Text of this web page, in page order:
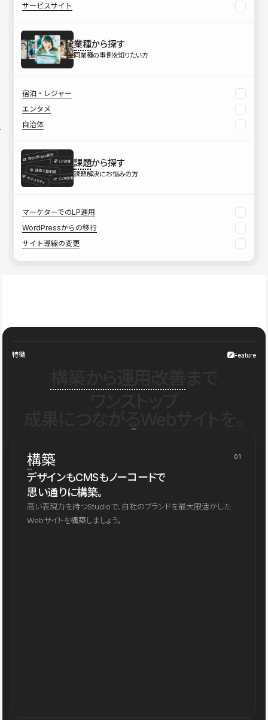
サービスサイト
業種から探す
同業種の事例を知りたい方
宿泊・レジャー
エンタメ
自治体
課題から探す
課題解決にお悩みの方
マーケターでのLP運用
WordPressからの移行
サイト導線の変更
特徴 Feature
構築 01
デザインもCMSもノーコードで
思い通りに構築。
高い表現力を持つStudioで、自社のブランドを最大限活かした
Webサイトを構築しましょう。